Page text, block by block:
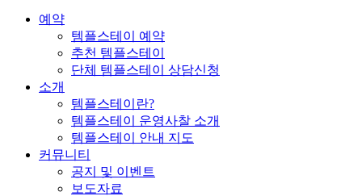
예약
템플스테이 예약
추천 템플스테이
단체 템플스테이 상담신청
소개
템플스테이란?
템플스테이 운영사찰 소개
템플스테이 안내 지도
커뮤니티
공지 및 이벤트
보도자료